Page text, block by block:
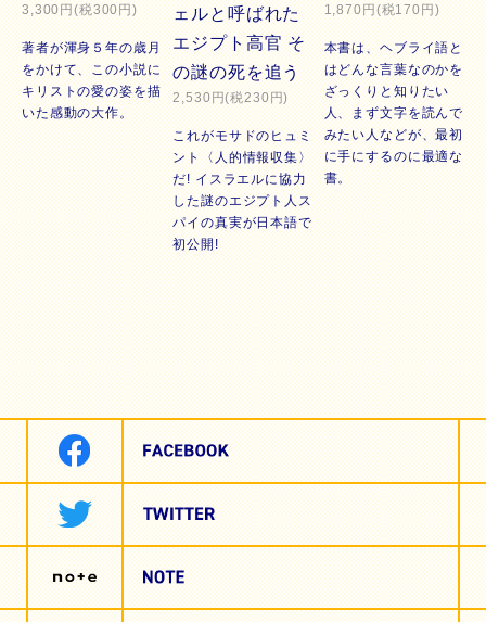
3,300円(税300円)
著者が渾身５年の歳月
をかけて、この小説に
キリストの愛の姿を描
いた感動の大作。
ェルと呼ばれた
エジプト高官 そ
の謎の死を追う
2,530円(税230円)
これがモサドのヒュミ
ント〈人的情報収集〉
だ! イスラエルに協力
した謎のエジプト人ス
パイの真実が日本語で
初公開!
1,870円(税170円)
本書は、ヘブライ語と
はどんな言葉なのかを
ざっくりと知りたい
人、まず文字を読んで
みたい人などが、最初
に手にするのに最適な
書。